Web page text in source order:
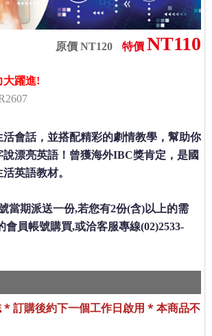
原價 NT120 特價 NT110
大躍進!
會話，並搭配精彩的劇情教學，幫助你
漂亮英語！曾獲海外IBC獎肯定，是國
英語教材。
當期派送一份,若您有2份(含)以上的需
會員帳號購買,或洽客服專線(02)2533-
訂購後約下一個工作日啟用 * 本商品不